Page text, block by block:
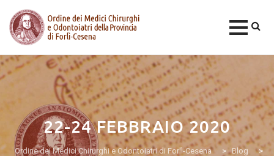
Skip
to
22-24 FEBBRAIO 2020
Ordine dei Medici Chirurghi e Odontoiatri di Forlì-Cesena > Blog
>